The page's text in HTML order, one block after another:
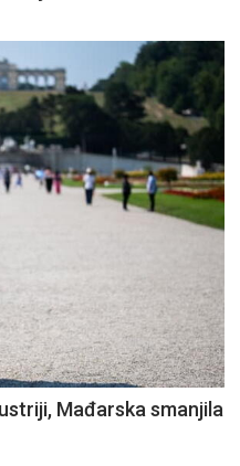
Mađarska smanjila